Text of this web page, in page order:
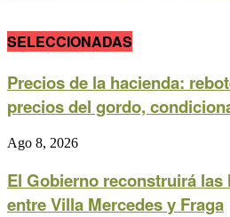
SELECCIONADAS
Precios de la hacienda:
precios del gordo,
Ago 8, 2026
El Gobierno reconstruirá
entre Villa Mercedes y Fraga